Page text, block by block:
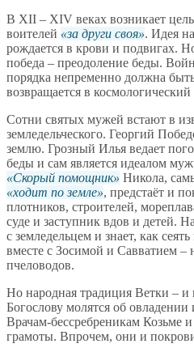
В XII – XIV веках возникает
воителей
за други своя . Идея
рождается в крови и подвигах.
победа – преодоление беды.
порядка непременно должна
возвращается в космологический
Сотни святых мужей встают в
земледельческого. Георгий
землю. Грозный Илья ведает
беды и сам является идеалом
Скорый помощник
Никола,
ходит по земле , предстаёт и
плотников, строителей,
суде и заступник вдов и детей.
с земледельцем и знает, как сеять
вместе с Зосимой и Савватием
пчеловодов.
Но народная традиция Ветки – и
Богослову молятся об
Врачам-бессребреникам Козьме
грамоты. Впрочем, они и